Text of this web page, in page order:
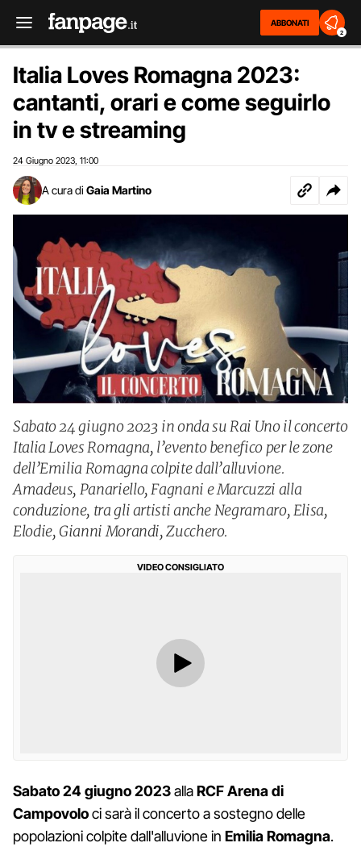
ABBONATI
2
Italia Loves Romagna 2023:
cantanti, orari e come seguirlo
in tv e streaming
24 Giugno 2023 11:00
A cura di Gaia Martino
Sabato 24 giugno 2023 in onda su Rai Uno il concerto
Italia Loves Romagna, l’evento benefico per le zone
dell’Emilia Romagna colpite dall’alluvione.
Amadeus, Panariello, Fagnani e Marcuzzi alla
conduzione, tra gli artisti anche Negramaro, Elisa,
Elodie, Gianni Morandi, Zucchero.
VIDEO CONSIGLIATO
Sabato 24 giugno2023allaRCF Arena di
Campovoloci sarà il concerto a sostegno delle
popolazioni colpite dall'alluvione in Emilia Romagna.